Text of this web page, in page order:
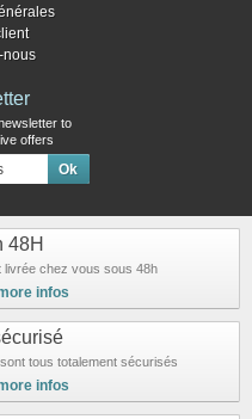
nous
to
offers
48H
livrée chez vous sous 48h
infos
tous totalement sécurisés
infos